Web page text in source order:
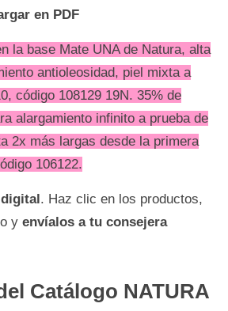
en PDF
la base Mate UNA de Natura, alta
antioleosidad, piel mixta a
código 108129 19N. 35% de
alargamiento infinito a prueba de
2x más largas desde la primera
106122.
. Haz clic en los productos,
y envíalos a tu consejera
Catálogo NATURA